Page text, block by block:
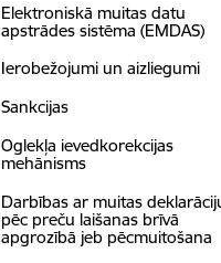
Elektroniskā muitas datu
apstrādes sistēma (EMDAS)
Ierobežojumi un aizliegumi
Sankcijas
Oglekļa ievedkorekcijas
mehānisms
Darbības ar muitas
pēc preču laišanas brīvā
apgrozībā jeb pēcmuitošana